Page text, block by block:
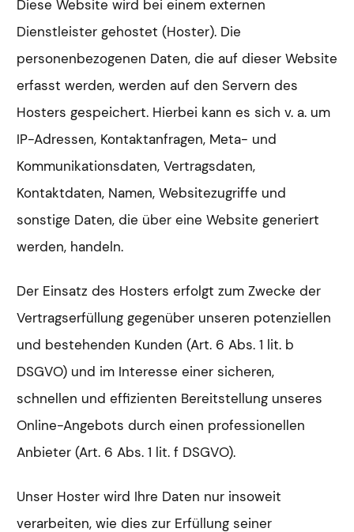
Diese Website wird bei einem externen
Dienstleister gehostet (Hoster). Die
personenbezogenen Daten, die auf dieser Website
erfasst werden, werden auf den Servern des
Hosters gespeichert. Hierbei kann es sich v. a. um
IP-Adressen, Kontaktanfragen, Meta- und
Kommunikationsdaten, Vertragsdaten,
Kontaktdaten, Namen, Websitezugriffe und
sonstige Daten, die über eine Website generiert
werden, handeln.
Der Einsatz des Hosters erfolgt zum Zwecke der
Vertragserfüllung gegenüber unseren potenziellen
und bestehenden Kunden (Art. 6 Abs. 1 lit. b
DSGVO) und im Interesse einer sicheren,
schnellen und effizienten Bereitstellung unseres
Online-Angebots durch einen professionellen
Anbieter (Art. 6 Abs. 1 lit. f DSGVO).
Unser Hoster wird Ihre Daten nur insoweit
verarbeiten, wie dies zur Erfüllung seiner